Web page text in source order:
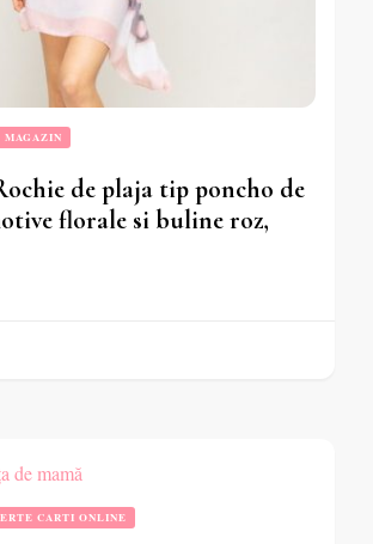
MAGAZIN
de plaja tip poncho de
florale si buline roz,
CARTI ONLINE